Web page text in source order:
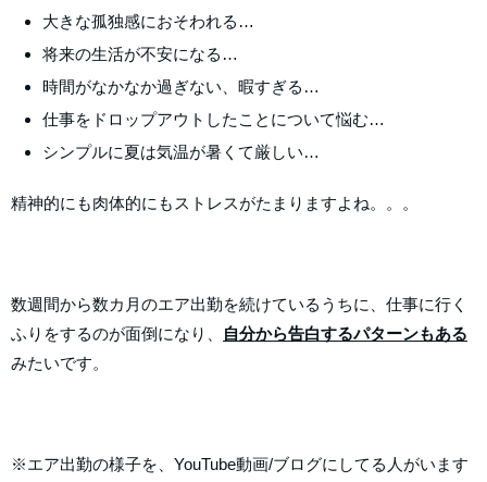
大きな孤独感におそわれる…
将来の生活が不安になる…
時間がなかなか過ぎない、暇すぎる…
仕事をドロップアウトしたことについて悩む…
シンプルに夏は気温が暑くて厳しい…
精神的にも肉体的にもストレスがたまりますよね。。。
数週間から数カ月のエア出勤を続けているうちに、仕事に行く
ふりをするのが面倒になり、
自分から告白するパターンもある
みたいです。
※エア出勤の様子を、YouTube動画/ブログにしてる人がいます